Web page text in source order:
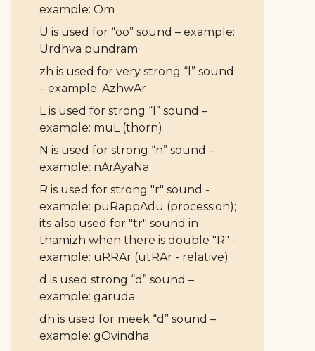
example: Om
U is used for “oo” sound – example:
Urdhva pundram
zh is used for very strong “l” sound
– example: AzhwAr
L is used for strong “l” sound –
example: muL (thorn)
N is used for strong “n” sound –
example: nArAyaNa
R is used for strong "r" sound -
example: puRappAdu (procession);
its also used for "tr" sound in
thamizh when there is double "R" -
example: uRRAr (utRAr - relative)
d is used strong “d” sound –
example: garuda
dh is used for meek “d” sound –
example: gOvindha